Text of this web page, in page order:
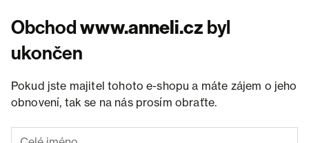
Obchodwww.anneli.cz byl
ukončen
Pokud jste majitel tohoto e-shopu a máte zájem o jeho
obnovení, tak se na nás prosím obraťte.